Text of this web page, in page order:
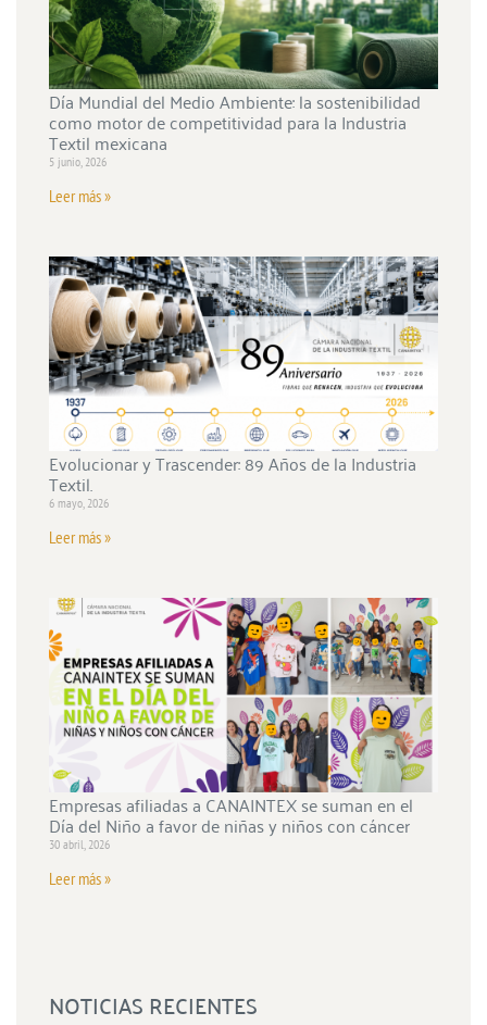
Día Mundial del Medio Ambiente: la sostenibilidad
como motor de competitividad para la Industria
Textil mexicana
5 junio, 2026
Leer más »
Evolucionar y Trascender: 89 Años de la Industria
Textil.
6 mayo, 2026
Leer más »
Empresas afiliadas a CANAINTEX se suman en el
Día del Niño a favor de niñas y niños con cáncer
30 abril, 2026
Leer más »
NOTICIAS RECIENTES